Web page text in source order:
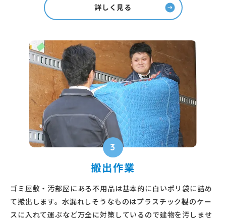
詳しく見る
3
搬出作業
ゴミ屋敷・汚部屋にある不用品は基本的に白いポリ袋に詰め
て搬出します。水漏れしそうなものはプラスチック製のケー
スに入れて運ぶなど万全に対策しているので建物を汚しませ